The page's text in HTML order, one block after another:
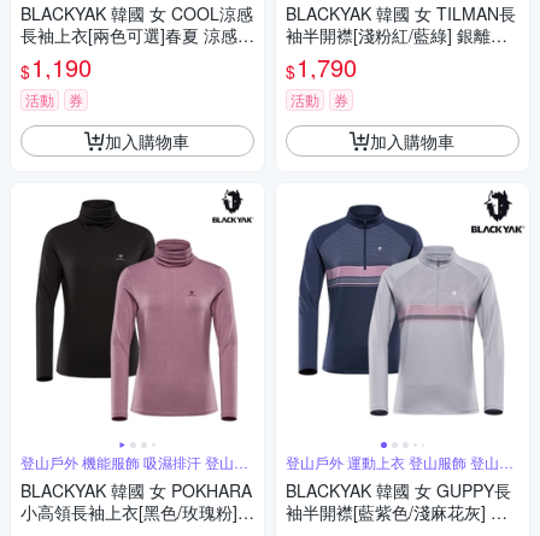
BLACKYAK 韓國 女 COOL涼感
長袖上衣[兩色可選]春夏 涼感
運動 登山 上衣 T恤 BYAB1WC
703
$1,190
活動 券
加入購物車
登山戶外 機能服飾 吸濕排汗 登山必
備
BLACKYAK 韓國 女 POKHARA
小高領長袖上衣[黑色/玫瑰粉]
BLACKYAK 韓國 女 TILMAN長
袖半開襟[淺粉紅/藍綠] 銀離子
抗菌 保暖上衣 刷毛 BYCB2WC
902
$1,790
活動 券
加入購物車
登山戶外 運動上衣 登山服飾 登山必
備
BLACKYAK 韓國 女 GUPPY長
袖半開襟[藍紫色/淺麻花灰] 運